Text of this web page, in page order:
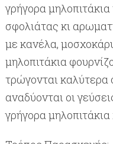
γρήγορα
σφολιάτας κι
με κανέλα,
μηλοπιτάκια
τρώγονται καλύτερα
αναδύονται οι
γρήγορα